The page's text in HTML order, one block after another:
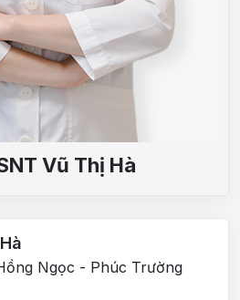
Vũ Thị Hà
Ngọc - Phúc Trường